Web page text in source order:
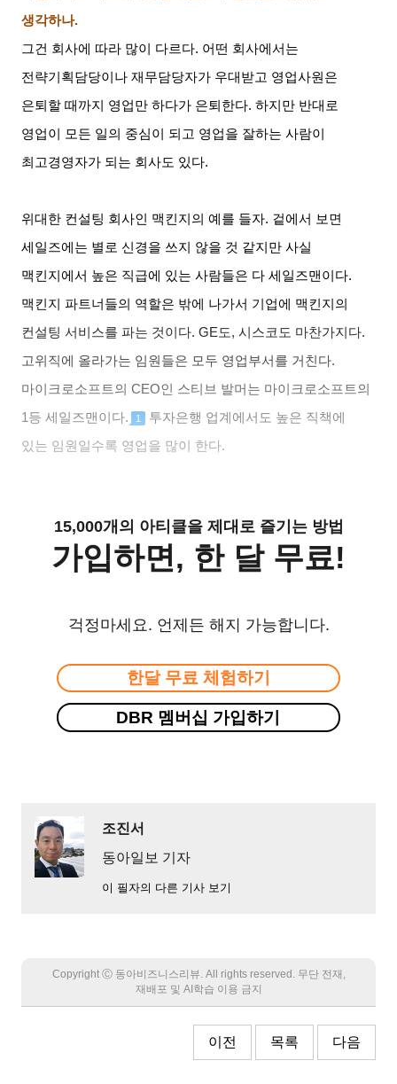
생각하나.
그건 회사에 따라 많이 다르다. 어떤 회사에서는
전략기획담당이나 재무담당자가 우대받고 영업사원은
은퇴할 때까지 영업만 하다가 은퇴한다.하지만 반대로
영업이 모든 일의 중심이 되고 영업을 잘하는 사람이
최고경영자가 되는 회사도 있다.
위대한 컨설팅 회사인 맥킨지의 예를 들자. 겉에서 보면
세일즈에는 별로 신경을 쓰지 않을 것 같지만 사실
맥킨지에서 높은 직급에 있는 사람들은 다 세일즈맨이다.
맥킨지 파트너들의 역할은 밖에 나가서 기업에 맥킨지의
컨설팅 서비스를 파는 것이다. GE도,시스코도 마찬가지다.
고위직에 올라가는 임원들은 모두 영업부서를 거친다.
마이크로소프트의 CEO인 스티브 발머는 마이크로소프트의
1 등 세일즈맨이다. 1
투자은행 업계에서도 높은 직책에
있는 임원일수록 영업을 많이 한다.
15,000개의 아티클을 제대로 즐기는 방법
가입하면, 한 달 무료!
걱정마세요. 언제든 해지 가능합니다.
한달 무료 체험하기
DBR 멤버십 가입하기
조진서
동아일보 기자
이 필자의 다른 기사 보기
Copyright Ⓒ 동아비즈니스리뷰. All rights reserved. 무단 전재,
재배포 및 AI학습 이용 금지
이전 목록 다음